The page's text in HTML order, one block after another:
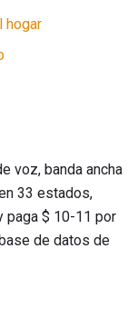
hogar
voz, banda ancha
33 estados,
paga $ 10-11 por
de datos de